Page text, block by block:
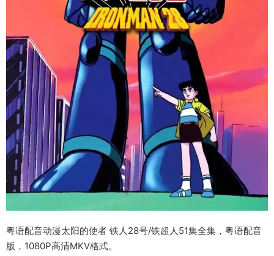
粤语配音动漫太阳的使者 铁人28号/铁超人51集全集，粤语配音
版，1080P高清MKV格式。